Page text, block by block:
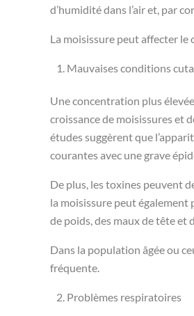
d’humidité dans l’air et, par
La moisissure peut affecter le
Mauvaises conditions
Une concentration plus
croissance de moisissures et
études suggèrent que
courantes avec une grave
De plus, les toxines peuvent
la moisissure peut
de poids, des maux de tête et
Dans la population âgée ou
fréquente.
Problèmes respiratoires